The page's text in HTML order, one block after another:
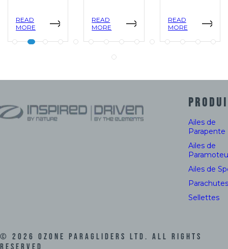
READ
MORE
READ
MORE
READ
MORE
Ailes de
Parapente
Ailes de
Ailes de
Parachutes
Sellettes
© 2026 Ozone Paragliders LTD. All Rights